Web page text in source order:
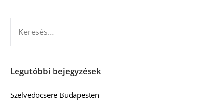
Legutóbbi bejegyzések
Szélvédőcsere Budapesten